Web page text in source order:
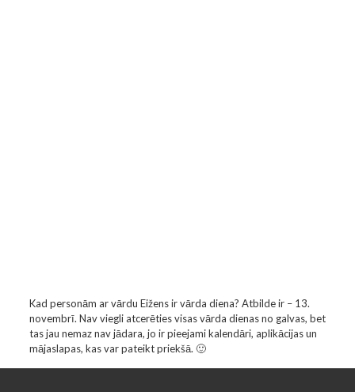
Kad personām ar vārdu Eižens ir vārda diena? Atbilde ir – 13.
novembrī. Nav viegli atcerēties visas vārda dienas no galvas, bet
tas jau nemaz nav jādara, jo ir pieejami kalendāri, aplikācijas un
mājaslapas, kas var pateikt priekšā. 🙂